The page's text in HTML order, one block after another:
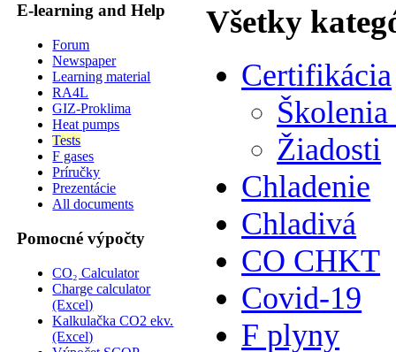
E-learning and Help
Forum
Newspaper
Learning material
RA4L
GIZ-Proklima
Heat pumps
Tests
F gases
Príručky
Prezentácie
All documents
Pomocné výpočty
CO₂ Calculator
Charge calculator
(Excel)
Kalkulačka CO2 ekv.
(Excel)
Všetky
Certifikácia
Žiadosti
Chladenie
Chladivá
CO CHKT
Covid-19
F plyny